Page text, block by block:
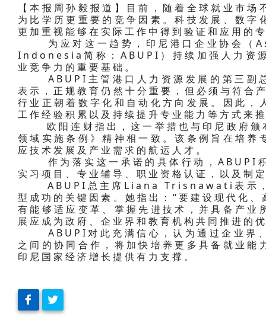
【本报周孙毅报道】目前，随着全球就业市
为比学历更重要的竞争因素。科技发展、数
更加重视能够在实际工作中得到验证和应用的
为应对这一趋势，印尼港口企业协会
Indonesia简称：ABUPI）持续加强人力资
业竞争力的重要基础。
ABUPI主管港口人力资源发展的第三副
表示，正规教育仍然十分重要，但必须与符合
行业正朝着数字化和自动化方向发展。因此
工作经验积累以及持续提升专业能力等方式来
欧阳连财指出，这一举措也与印尼政府
领域实施条例》精神相一致。该条例旨在培
应技术发展及产业需求的航运人才。
作为落实这一承诺的具体行动，ABUPI积
实习项目、专业辅导、职业资格认证，以及制
ABUPI总主席Liana Trisnawati表示，
型成功的关键因素。她指出：“要建设现代化
有能够适应变革、掌握先进技术，并具备产
展应成为政府、企业界和教育机构共同推进的
ABUPI对此充满信心，认为通过企业界、
之间的协同合作，将加快培养更多具备就业
印尼国家经济增长提供有力支撑。